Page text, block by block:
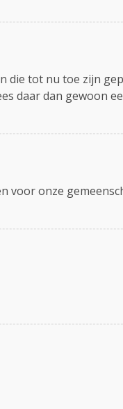
die tot nu toe zijn
daar dan gewoon
voor onze